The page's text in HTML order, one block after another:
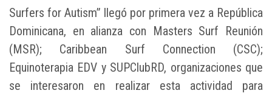
Surfers for Autism” llegó por primera vez a República
Dominicana, en alianza con Masters Surf Reunión
(MSR); Caribbean Surf Connection (CSC);
Equinoterapia EDV y SUPClubRD, organizaciones que
se interesaron en realizar esta actividad para